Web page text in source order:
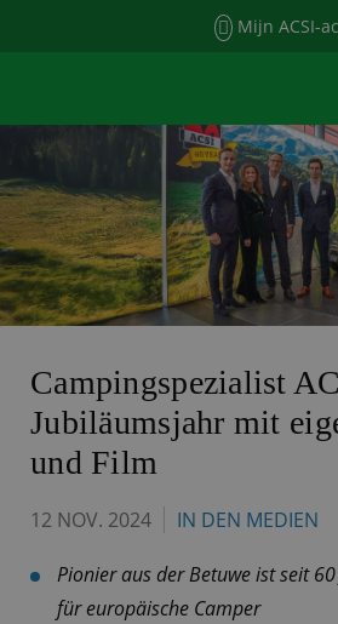
Mijn ACSI-
MENU MENU
HOME FÜR CAMPER
FÜR CAMPINGPLÄTZE
ACSI WEBSHOPKONTAKT
Campingspezialist
Jubiläumsjahr mit
und Film
12 NOV. 2024 IN DEN MEDIEN
Pionier aus der Betuwe ist seit
für europäische Camper